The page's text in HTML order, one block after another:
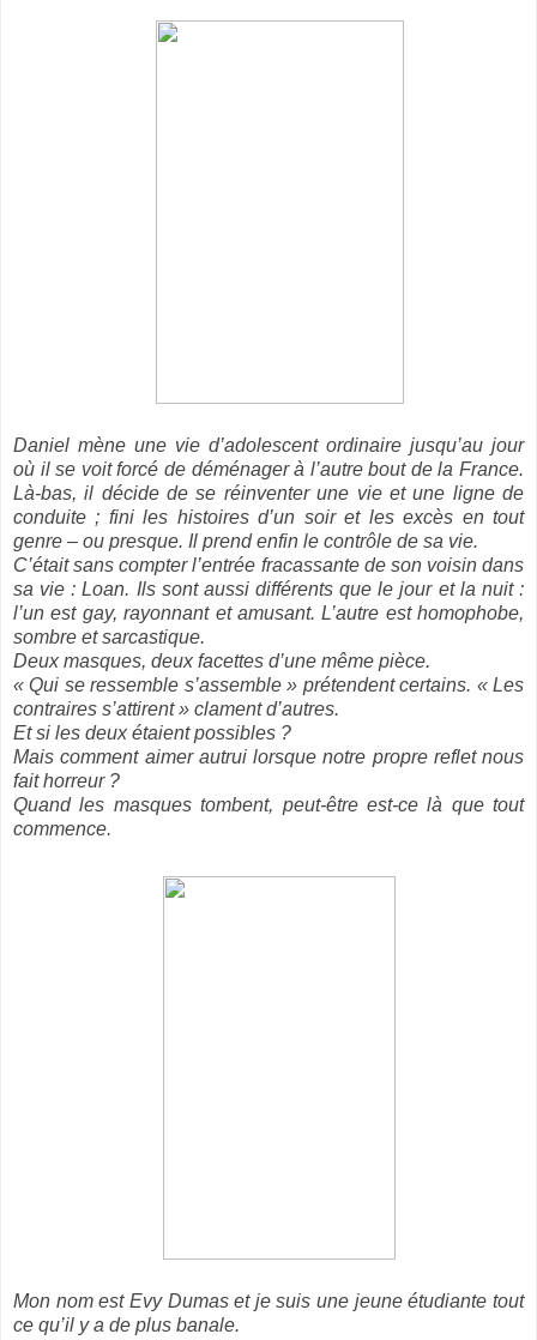
Daniel mène une vie d’adolescent ordinaire jusqu’au jour
où il se voit forcé de déménager à l’autre bout de la France.
Là-bas, il décide de se réinventer une vie et une ligne de
conduite ; fini les histoires d’un soir et les excès en tout
genre – ou presque. Il prend enfin le contrôle de sa vie.
C’était sans compter l’entrée fracassante de son voisin dans
sa vie : Loan. Ils sont aussi différents que le jour et la nuit :
l’un est gay, rayonnant et amusant. L’autre est homophobe,
sombre et sarcastique.
Deux masques, deux facettes d’une même pièce.
« Qui se ressemble s’assemble » prétendent certains. « Les
contraires s’attirent » clament d’autres.
Et si les deux étaient possibles ?
Mais comment aimer autrui lorsque notre propre reflet nous
fait horreur ?
Quand les masques tombent, peut-être est-ce là que tout
commence.
Mon nom est Evy Dumas et je suis une jeune étudiante tout
ce qu’il y a de plus banale.